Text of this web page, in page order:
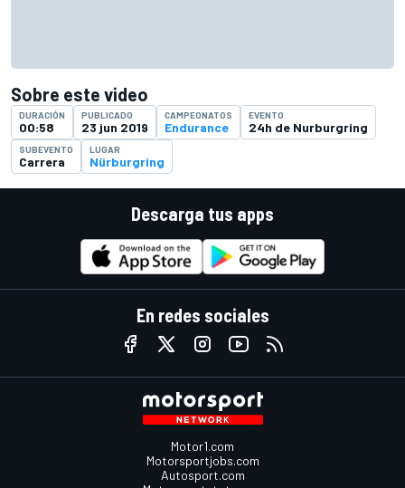
Sobre este video
DURACIÓN
00:58
PUBLICADO
23 jun 2019
CAMPEONATOS
Endurance
EVENTO
24h de Nurburgring
SUBEVENTO
Carrera
LUGAR
Nürburgring
Descarga tus apps
En redes sociales
Motor1.com
Motorsportjobs.com
Autosport.com